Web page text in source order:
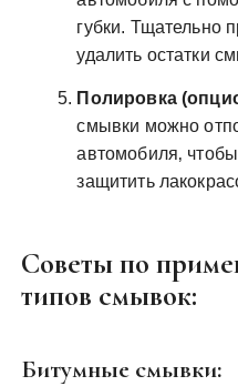
губки. Тщательно
удалить остатки
Полировка
смывки можно
автомобиля‚
защитить
Советы по
типов смывок:
Битумные смывки: